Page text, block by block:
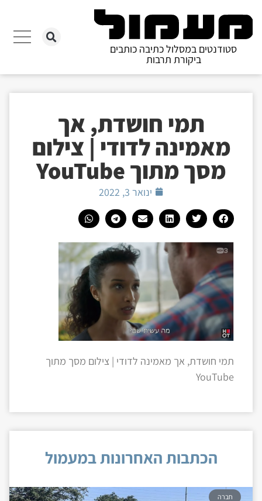
סטודנטים במסלול כתיבה כותבים
ביקורת תרבות
תמי חושדת, אך
מאמינה לדודי | צילום
מסך מתוך YouTube
ינואר 3, 2022
תמי חושדת, אך מאמינה לדודי | צילום מסך מתוך
YouTube
הכתבות האחרונות במעמול
חברה